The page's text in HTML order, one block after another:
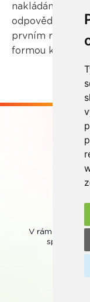
nakládání s
odpovědnému
prvním ročníku
formou krátkého
©
V rámci